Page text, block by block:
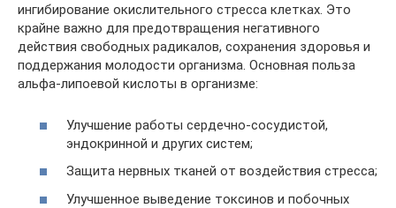
ингибирование окислительного стресса клетках. Это
крайне важно для предотвращения негативного
действия свободных радикалов, сохранения здоровья и
поддержания молодости организма. Основная польза
альфа-липоевой кислоты в организме:
Улучшение работы сердечно-сосудистой,
эндокринной и других систем;
Защита нервных тканей от воздействия стресса;
Улучшенное выведение токсинов и побочных